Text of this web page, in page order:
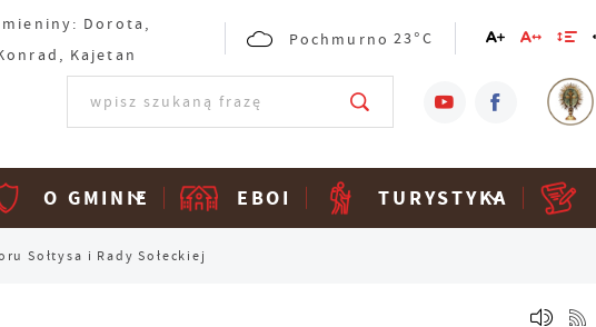
Dorota,
Kajetan
Pochmurno 23°C
O GMINIE EBOI TURYSTYKA
Sołtysa i Rady Sołeckiej